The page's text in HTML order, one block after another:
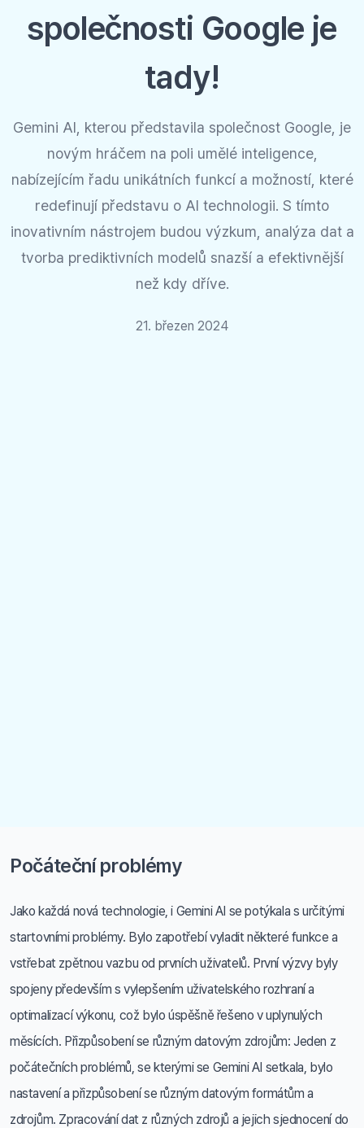
společnosti Google je
tady!
Gemini AI, kterou představila společnost Google, je
novým hráčem na poli umělé inteligence,
nabízejícím řadu unikátních funkcí a možností, které
redefinují představu o AI technologii. S tímto
inovativním nástrojem budou výzkum, analýza dat a
tvorba prediktivních modelů snazší a efektivnější
než kdy dříve.
21. březen 2024
Počáteční problémy
Jako každá nová technologie, i Gemini AI se potýkala s určitými
startovními problémy. Bylo zapotřebí vyladit některé funkce a
vstřebat zpětnou vazbu od prvních uživatelů. První výzvy byly
spojeny především s vylepšením uživatelského rozhraní a
optimalizací výkonu, což bylo úspěšně řešeno v uplynulých
měsících. Přizpůsobení se různým datovým zdrojům: Jeden z
počátečních problémů, se kterými se Gemini AI setkala, bylo
nastavení a přizpůsobení se různým datovým formátům a
zdrojům. Zpracování dat z různých zdrojů a jejich sjednocení do